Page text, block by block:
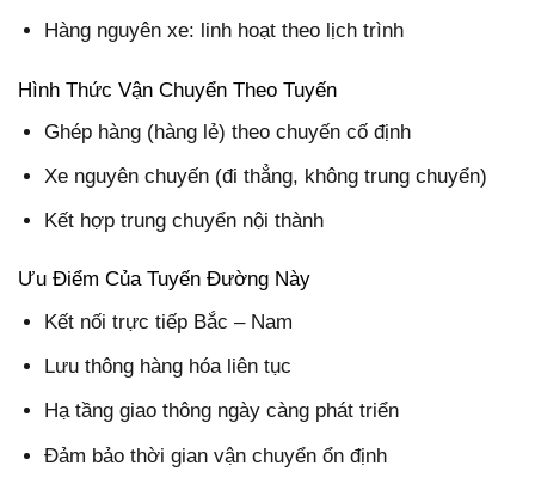
Hàng nguyên xe: linh hoạt theo lịch trình
Hình Thức Vận Chuyển Theo Tuyến
Ghép hàng (hàng lẻ) theo chuyến cố định
Xe nguyên chuyến (đi thẳng, không trung chuyển)
Kết hợp trung chuyển nội thành
Ưu Điểm Của Tuyến Đường Này
Kết nối trực tiếp Bắc – Nam
Lưu thông hàng hóa liên tục
Hạ tầng giao thông ngày càng phát triển
Đảm bảo thời gian vận chuyển ổn định